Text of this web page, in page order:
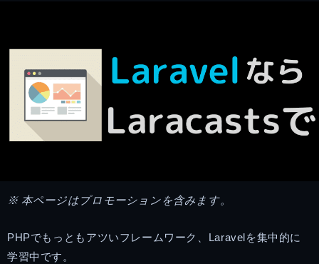
※ 本ページはプロモーションを含みます。
PHPでもっともアツいフレームワーク、Laravelを集中的に
学習中です。